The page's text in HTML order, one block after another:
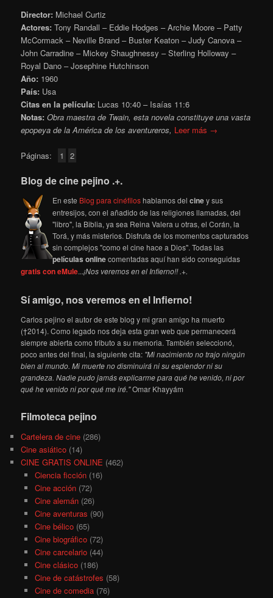
Director: Michael Curtiz
Actores: Tony Randall – Eddie Hodges – Archie Moore – Patty
McCormack – Neville Brand – Buster Keaton – Judy Canova –
John Carradine – Mickey Shaughnessy – Sterling Holloway –
Royal Dano – Josephine Hutchinson
Año: 1960
País: Usa
Citas en la película: Lucas 10:40 – Isaías 11:6
Notas:Obra maestra de Twain, esta novela constituye una vasta
epopeya de la América de los aventureros, Leer más →
Páginas: 1 2
Blog de cine pejino .+.
En este Blog para cinéfiloshablamos delciney sus
entresijos, con el añadido de las religiones llamadas, del
"libro", la Biblia, ya sea Reina Valera u otras, el Corán, la
Torá, y más misterios. Disfruta de los momentos capturados
sin complejos "como el cine hace a Dios". Todas las
películas onlinecomentadas aquí han sido conseguidas
gratis con eMule...¡Nos veremos en el Infierno!! .+.
Sí amigo, nos veremos en el Infierno!
Carlos pejino el autor de este blog y mi gran amigo ha muerto
(†2014). Como legado nos deja esta gran web que permanecerá
siempre abierta como tributo a su memoria. También seleccionó,
poco antes del final, la siguiente cita: "Mi nacimiento no trajo ningún
bien al mundo. Mi muerte no disminuirá ni su esplendor ni su
grandeza. Nadie pudo jamás explicarme para qué he venido, ni por
qué he venido ni por qué me iré."Omar Khayyám
Filmoteca pejino
Cartelera de cine (286)
Cine asiático (14)
CINE GRATIS ONLINE (462)
Ciencia ficción(16)
Cine acción(72)
Cine alemán(26)
Cine aventuras (90)
Cine bélico(65)
Cine biográfico(72)
Cine carcelario(44)
Cine clásico(186)
Cine de catástrofes (58)
Cine de comedia(76)